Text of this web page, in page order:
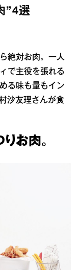
”4選
絶対お肉。一人
で主役を張れる
る味も量もイン
沙友理さんが食
お肉。